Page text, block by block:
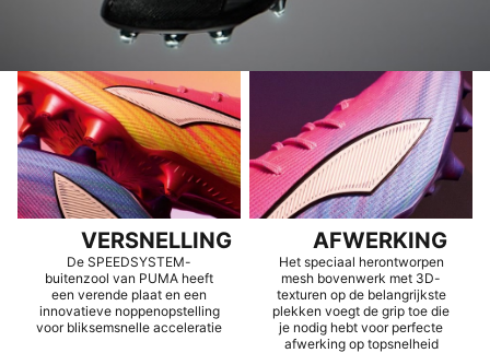
VERSNELLING
De SPEEDSYSTEM-
buitenzool van PUMA heeft
een verende plaat en een
innovatieve noppenopstelling
voor bliksemsnelle acceleratie
AFWERKING
Het speciaal herontworpen
mesh bovenwerk met 3D-
texturen op de belangrijkste
plekken voegt de grip toe die
je nodig hebt voor perfecte
afwerking op topsnelheid